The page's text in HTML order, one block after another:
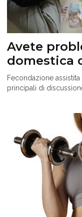
Avete
domestica
Fecondazione
principali di